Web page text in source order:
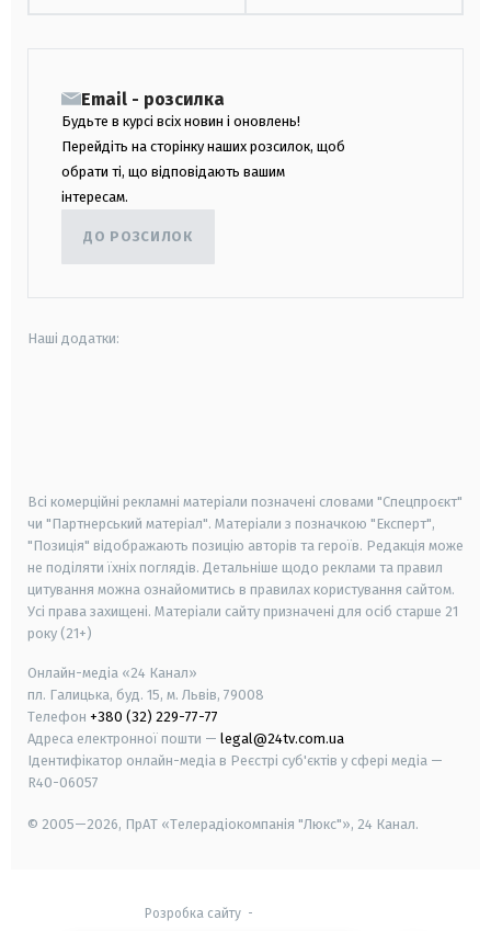
Email - розсилка
Будьте в курсі всіх новин і оновлень!
Перейдіть на сторінку наших розсилок, щоб
обрати ті, що відповідають вашим
інтересам.
ДО РОЗСИЛОК
Наші додатки:
Всі комерційні рекламні матеріали позначені словами "Спецпроєкт"
чи "Партнерський матеріал". Матеріали з позначкою "Експерт",
"Позиція" відображають позицію авторів та героїв. Редакція може
не поділяти їхніх поглядів. Детальніше щодо реклами та правил
цитування можна ознайомитись в правилах користування сайтом.
Усі права захищені. Матеріали сайту призначені для осіб старше 21
року (21+)
Онлайн-медіа «24 Канал»
пл. Галицька, буд. 15, м. Львів, 79008
Телефон +380 (32) 229-77-77
Адреса електронної пошти — legal@24tv.com.ua
Ідентифікатор онлайн-медіа в Реєстрі суб'єктів у сфері медіа —
R40-06057
© 2005—2026, ПрАТ «Телерадіокомпанія "Люкс"», 24 Канал.
Розробка сайту-